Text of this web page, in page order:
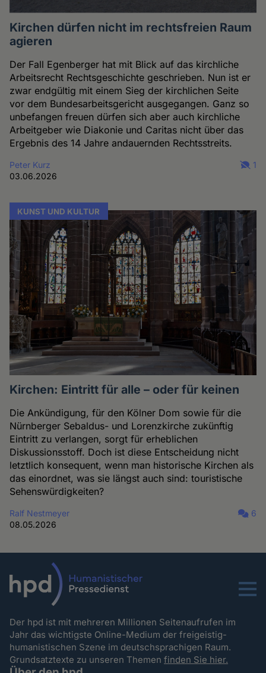
Kirchen dürfen nicht im rechtsfreien Raum
agieren
Der Fall Egenberger hat mit Blick auf das kirchliche
Arbeitsrecht Rechtsgeschichte geschrieben. Nun ist er
zwar endgültig mit einem Sieg der kirchlichen Seite
vor dem Bundesarbeitsgericht ausgegangen. Ganz so
unbefangen freuen dürfen sich aber auch kirchliche
Arbeitgeber wie Diakonie und Caritas nicht über das
Ergebnis des 14 Jahre andauernden Rechtsstreits.
Peter Kurz
03.06.2026
1
KUNST UND KULTUR
Kirchen: Eintritt für alle – oder für keinen
Die Ankündigung, für den Kölner Dom sowie für die
Nürnberger Sebaldus- und Lorenzkirche zukünftig
Eintritt zu verlangen, sorgt für erheblichen
Diskussionsstoff. Doch ist diese Entscheidung nicht
letztlich konsequent, wenn man historische Kirchen als
das einordnet, was sie längst auch sind: touristische
Sehenswürdigkeiten?
Ralf Nestmeyer
08.05.2026
6
Menu
Der hpd ist mit mehreren Millionen Seitenaufrufen im
Jahr das wichtigste Online-Medium der freigeistig-
humanistischen Szene im deutschsprachigen Raum.
Grundsatztexte zu unseren Themenfinden Sie hier.